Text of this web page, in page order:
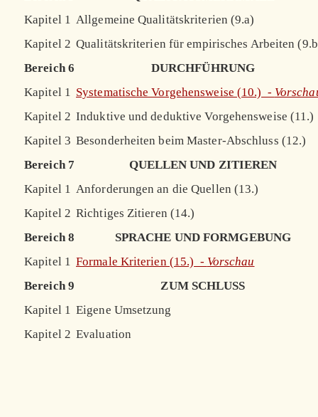
Kapitel 1 Allgemeine Qualitätskriterien (9.a)
Kapitel 2 Qualitätskriterien für empirisches Arbeiten
Bereich 6
DURCHFÜHRUNG
Kapitel 1 Systematische Vorgehensweise (10.) -
Kapitel 2 Induktive und deduktive Vorgehensweise (11.)
Kapitel 3 Besonderheiten beim Master-Abschluss (12.)
Bereich 7
QUELLEN UND ZITIEREN
Kapitel 1 Anforderungen an die Quellen (13.)
Kapitel 2 Richtiges Zitieren (14.)
Bereich 8
SPRACHE UND FORMGEBUNG
Kapitel 1 Formale Kriterien (15.) - Vorschau
Bereich 9
ZUM SCHLUSS
Kapitel 1 Eigene Umsetzung
Kapitel 2 Evaluation